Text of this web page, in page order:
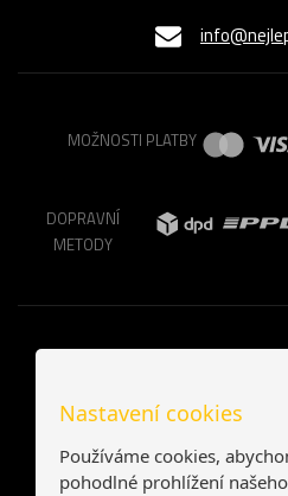
MOŽNOSTI PLATBY
DOPRAVNÍ
METODY
Nastavení cookies
Používáme cookies,
pohodlné prohlížení